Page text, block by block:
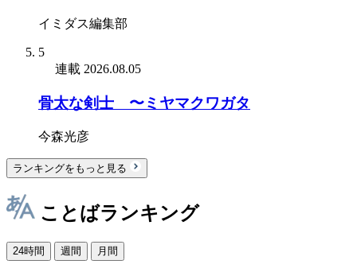
イミダス編集部
5
連載 2026.08.05
骨太な剣士 〜ミヤマクワガタ
今森光彦
ランキングをもっと見る
ことばランキング
24時間 週間 月間